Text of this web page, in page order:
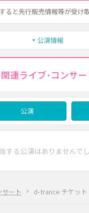
ート d-trance チケット
ると先行販売情報等が受け
公演情報
連ライブ･コンサー
公演
する公演はありませんでし